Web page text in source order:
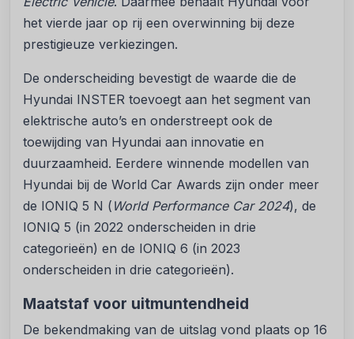
het vierde jaar op rij een overwinning bij deze
prestigieuze verkiezingen.
De onderscheiding bevestigt de waarde die de
Hyundai INSTER toevoegt aan het segment van
elektrische auto’s en onderstreept ook de
toewijding van Hyundai aan innovatie en
duurzaamheid. Eerdere winnende modellen van
Hyundai bij de World Car Awards zijn onder meer
de IONIQ 5 N ( World Performance Car 2024), de
IONIQ 5 (in 2022 onderscheiden in drie
categorieën) en de IONIQ 6 (in 2023
onderscheiden in drie categorieën).
Maatstaf voor uitmuntendheid
De bekendmaking van de uitslag vond plaats op 16